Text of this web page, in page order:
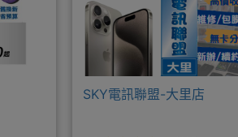
SKY電訊聯盟-大里店